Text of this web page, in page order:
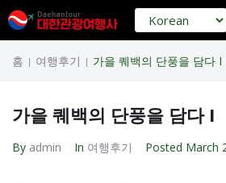
홈 | 여행후기 | 가을 퀘백의 단풍을 담다 I
가을 퀘백의 단풍을 담다 I
By admin In 여행후기 Posted March